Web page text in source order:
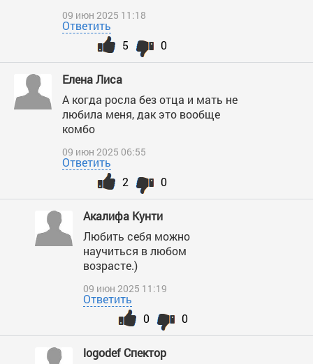
09 июн 2025 11:18
Ответить
0
5
Елена Лиса
А когда росла без отца и мать не
любила меня, дак это вообще
комбо
09 июн 2025 06:55
Ответить
0
2
Акалифа Кунти
Любить себя можно
научиться в любом
возрасте.)
09 июн 2025 11:19
Ответить
0
0
logodef Спектор